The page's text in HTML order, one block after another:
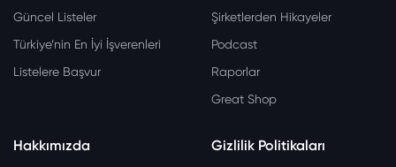
Güncel Listeler
Türkiye’nin En İyi İşverenleri
Listelere Başvur
Şirketlerden Hikayeler
Podcast
Raporlar
Great Shop
Hakkımızda Gizlilik Politikaları